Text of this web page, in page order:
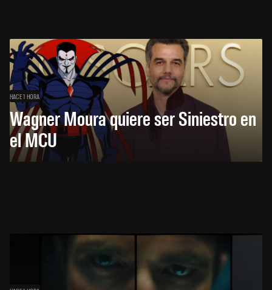
HACE 1 HORA
Wagner Moura quiere ser Siniestro en
el MCU